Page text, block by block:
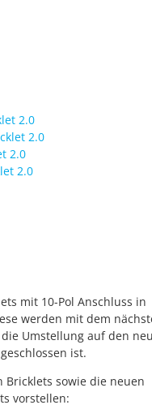
2.0
2.0
2.0
2.0
mit 10-Pol Anschluss in
werden mit dem
Umstellung auf den
ist.
sowie die neuen
vorstellen: